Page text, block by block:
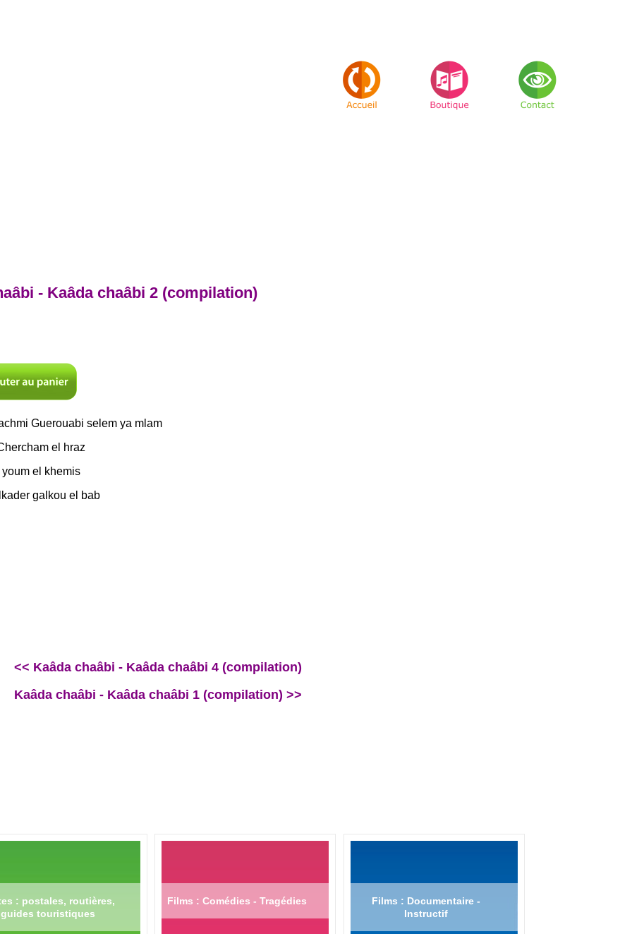
- Kaâda chaâbi 2 (compilation)
Guerouabi selem ya mlam
el hraz
el khemis
galkou el bab
<< Kaâda chaâbi - Kaâda chaâbi 4 (compilation)
Kaâda chaâbi - Kaâda chaâbi 1 (compilation) >>
: postales, routières,
guides touristiques
Films : Comédies - Tragédies
Films : Documentaire -
Instructif